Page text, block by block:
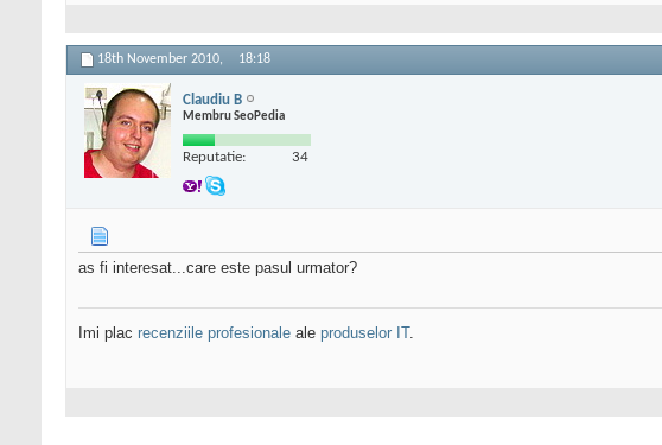
18th November 2010, 18:18
Claudiu B
Membru SeoPedia
Reputatie: 34
as fi interesat...care este pasul urmator?
Imi plac recenziile profesionale ale produselor IT.